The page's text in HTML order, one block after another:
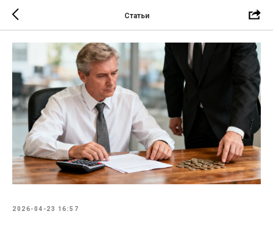
Статьи
2026-04-23 16:57